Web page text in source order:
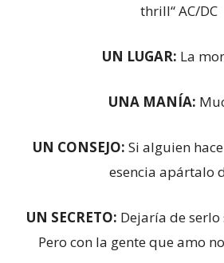
thrill“ AC/DC
UN LUGAR: La
UNA MANÍA:
UN CONSEJO: Si alguien
esencia apártalo
UN SECRETO: Dejaría de serlo
Pero con la gente que amo